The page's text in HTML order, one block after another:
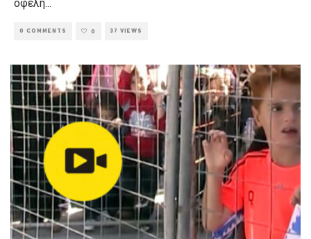
οφέλη...
0 COMMENTS 0 37 VIEWS